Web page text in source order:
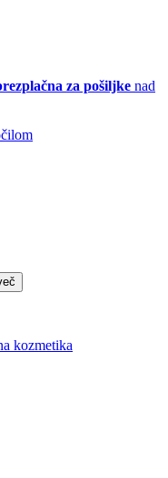
za pošiljke nad
kozmetika